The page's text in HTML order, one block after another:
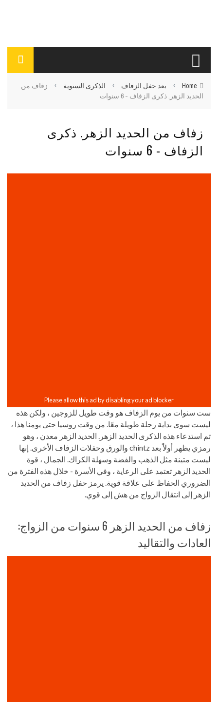
Home
› بعد حفل الزفاف › الذكرى السنوية ›
زفاف من
الحديد الزهر. ذكرى الزفاف - 6 سنوات
زفاف من الحديد الزهر. ذكرى
الزفاف - 6 سنوات
ست سنوات من يوم الزفاف هو وقت طويل للزوجين ، ولكن هذه
ليست سوى بداية رحلة طويلة معًا. من وقت روسيا حتى يومنا هذا ،
تم استدعاء هذه الذكرى الحديد الزهر. الحديد الزهر معدن ، وهو
رمزي يظهر أولاً بعد chintz والورق وحفلات الزفاف الأخرى. إنها
ليست متينة مثل الذهب والفضة وسهلة الكراك. الجمال ، قوة
الحديد الزهر تعتمد على الرعاية ، وفي الأسرة - خلال هذه الفترة من
الضروري الحفاظ على علاقة قوية. يرمز حفل زفاف من الحديد
الزهر إلى انتقال الزواج من هش إلى قوي.
زفاف من الحديد الزهر 6 سنوات من الزواج:
العادات والتقاليد